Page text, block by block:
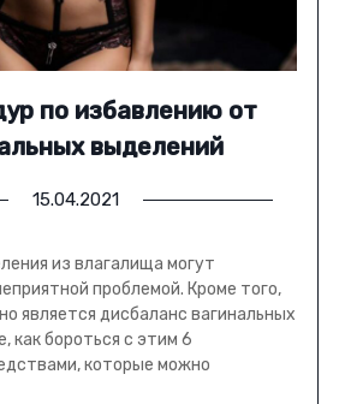
по избавлению от
выделений
15.04.2021
из влагалища могут
проблемой. Кроме того,
является дисбаланс вагинальных
как бороться с этим 6
которые можно